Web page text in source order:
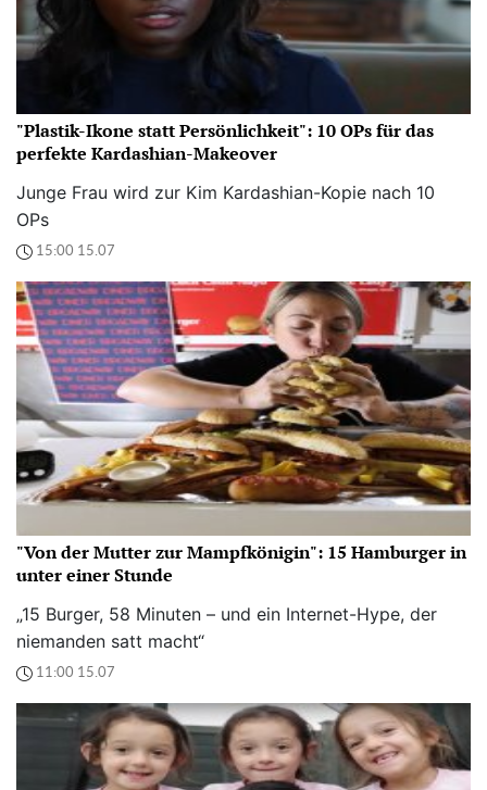
"Plastik-Ikone statt Persönlichkeit": 10 OPs für das
perfekte Kardashian-Makeover
Junge Frau wird zur Kim Kardashian-Kopie nach 10
OPs
15:00 15.07
"Von der Mutter zur Mampfkönigin": 15 Hamburger in
unter einer Stunde
„15 Burger, 58 Minuten – und ein Internet-Hype, der
niemanden satt macht“
11:00 15.07